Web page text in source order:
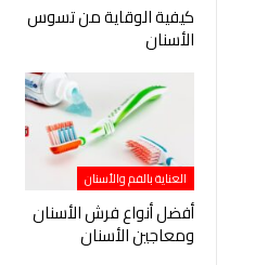
كيفية الوقاية من تسوس
الأسنان
العناية بالفم والأسنان
أفضل أنواع فرش الأسنان
ومعاجين الأسنان